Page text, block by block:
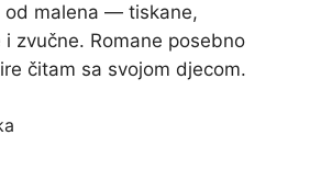
od malena — tiskane,
i zvučne. Romane posebno
čitam sa svojom djecom.